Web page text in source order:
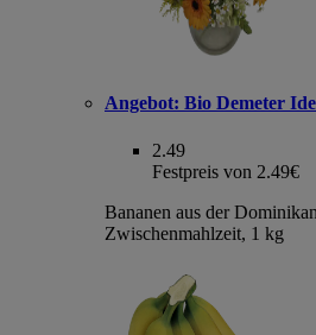
Angebot: Bio Demeter
2.49
Festpreis von 2.49€
Bananen aus der
Zwischenmahlzeit, 1 kg